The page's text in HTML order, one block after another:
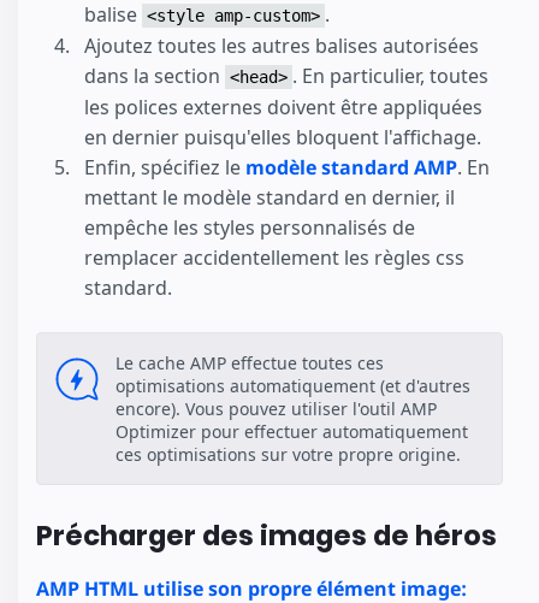
balise <style amp-custom> .
Ajoutez toutes les autres balises autorisées
dans la section <head> . En particulier, toutes
les polices externes doivent être appliquées
en dernier puisqu'elles bloquent l'affichage.
Enfin, spécifiez le modèle standard AMP. En
mettant le modèle standard en dernier, il
empêche les styles personnalisés de
remplacer accidentellement les règles css
standard.
Le cache AMP effectue toutes ces
optimisations automatiquement (et d'autres
encore). Vous pouvez utiliser l'outil AMP
Optimizer pour effectuer automatiquement
ces optimisations sur votre propre origine.
Précharger des images de héros
AMP HTML utilise son propre élément image: